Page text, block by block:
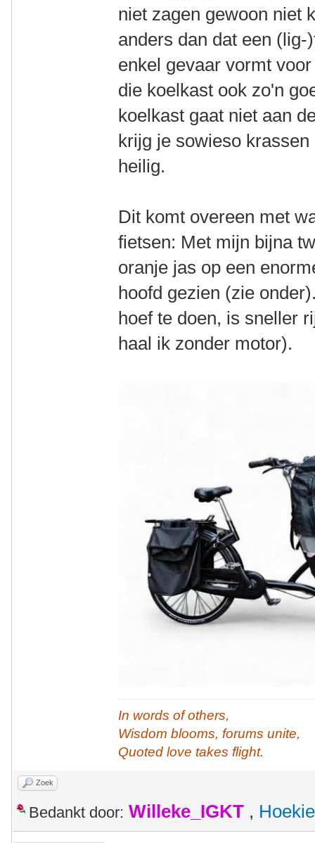
niet zagen gewoon niet
anders dan dat een
enkel gevaar vormt
die koelkast ook zo'n
koelkast gaat niet aan
krijg je sowieso
heilig.
Dit komt overeen met
fietsen: Met mijn bijna
oranje jas op een
hoofd gezien (zie
hoef te doen, is sneller
haal ik zonder motor).
In words of others,
Wisdom blooms, forums unite,
Quoted love takes flight.
Zoek
Bedankt door: Willeke_IGKT , Hoekie